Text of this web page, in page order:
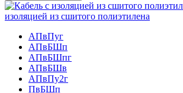
изоляцией из сшитого полиэтилена
АПвПуг
АПвБШп
АПвБШпг
АПвБШв
АПвПу2г
ПвБШп